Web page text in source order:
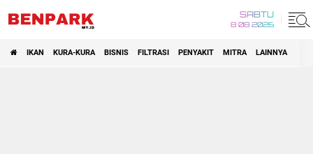
SABTU
8 08 2026
IKAN KURA-KURA BISNIS FILTRASI PENYAKIT MITRA LAINNYA